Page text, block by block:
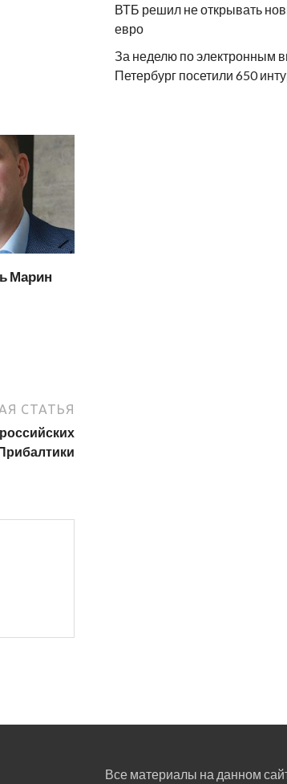
Марин
СТАТЬЯ
ВТБ решил не открывать
евро
За неделю по электронным
Петербург посетили 650
Все материалы на данном